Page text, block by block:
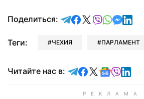
Поделиться: отправить в
поделиться в
поделиться в
отправить
Теги: ЧЕХИЯ ПАРЛАМЕНТ
Читайте нас в: Читайте в
Читайте в
Читайте в X
Читайте